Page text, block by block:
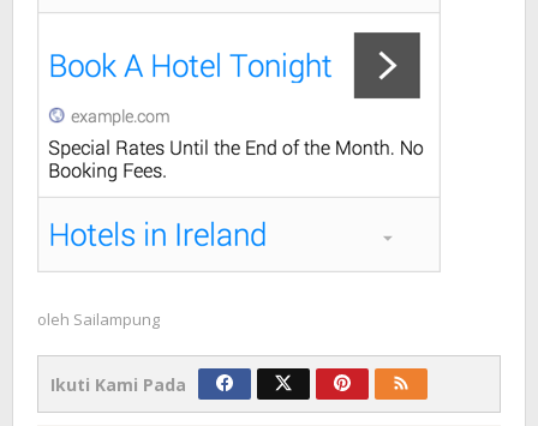
oleh Sailampung
Ikuti Kami Pada